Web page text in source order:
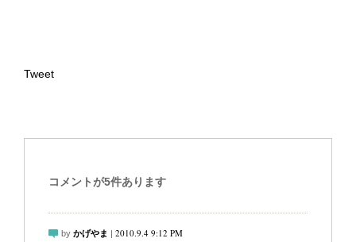
Tweet
コメントが5件あります
by かげやま | 2010.9.4 9:12 PM